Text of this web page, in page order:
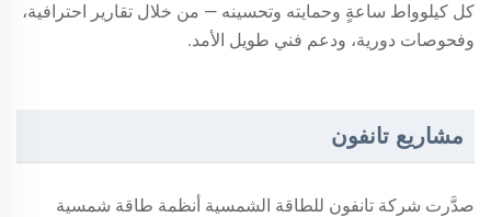
كل كيلوواط ساعةٍ وحمايته وتحسينه — من خلال تقارير احترافية،
وفحوصات دورية، ودعم فني طويل الأمد.
مشاريع تانفون
صدَّرت شركة تانفون للطاقة الشمسية أنظمة طاقة شمسية